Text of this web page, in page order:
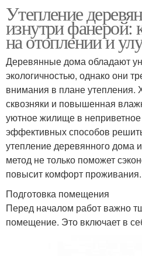
Утепление
изнутри фанерой:
на отоплении и
Деревянные дома обладают
экологичностью, однако они
внимания в плане утепления.
сквозняки и повышенная
уютное жилище в
эффективных способов
утепление деревянного дома
метод не только поможет
повысит комфорт проживания.
Подготовка помещения
Перед началом работ важно
помещение. Это включает в